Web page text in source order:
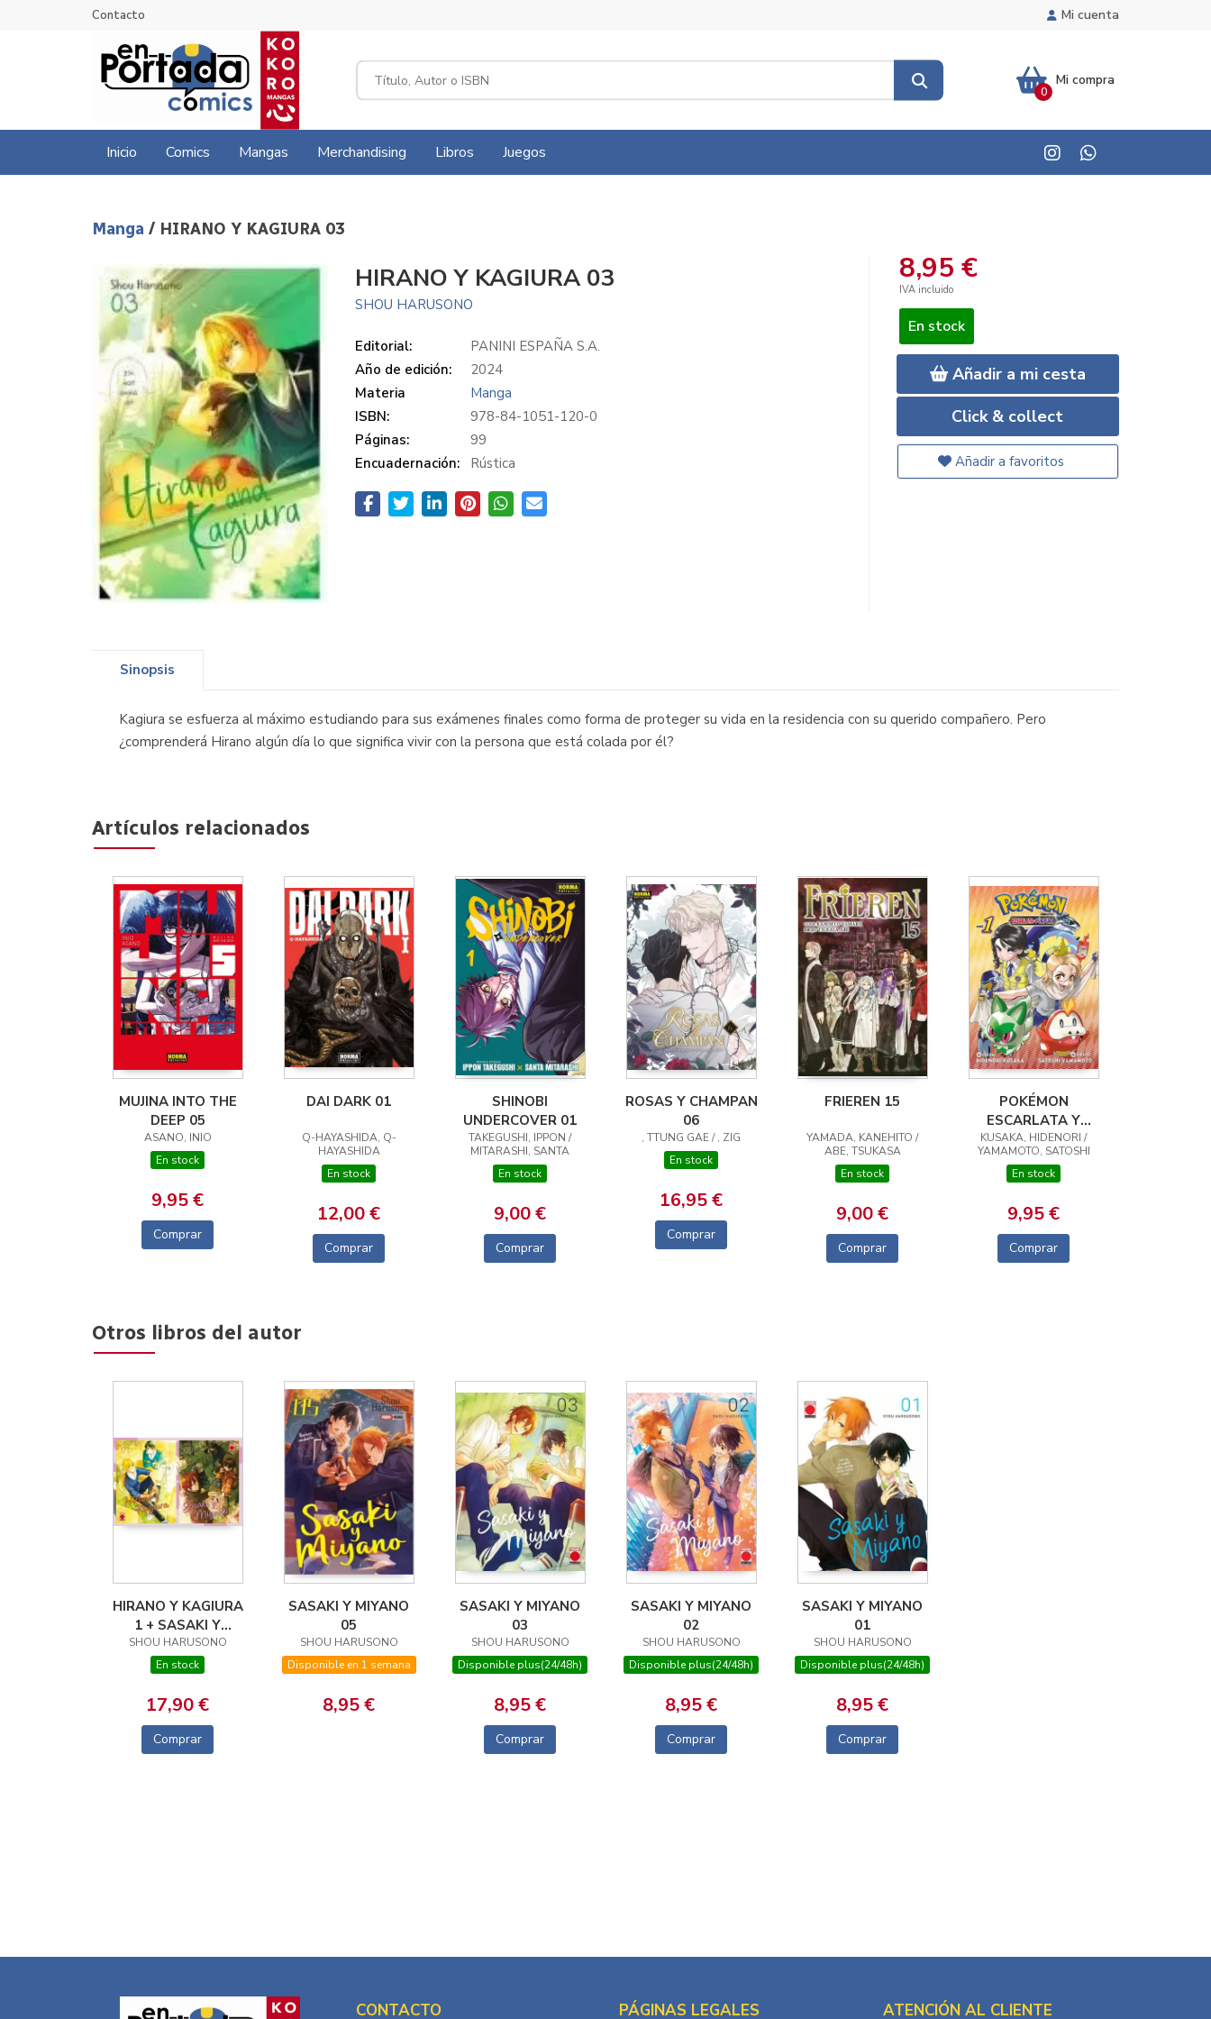
Mi cuenta
Contacto
Mi compra
0
Inicio Comics Mangas Merchandising Libros Juegos
Manga / HIRANO Y KAGIURA 03
HIRANO Y KAGIURA 03
SHOU HARUSONO
Editorial:
PANINI ESPAÑA S.A.
Año de edición:
2024
Materia
Manga
ISBN:
978-84-1051-120-0
Páginas:
99
Encuadernación:
Rústica
8,95 €
IVA incluido
En stock
Añadir a mi cesta
Click & collect
Añadir a favoritos
Sinopsis
Kagiura se esfuerza al máximo estudiando para sus exámenes finales como forma de proteger su vida en la residencia con su querido compañero. Pero
¿comprenderá Hirano algún día lo que significa vivir con la persona que está colada por él?
Artículos relacionados
MUJINA INTO THE
DEEP 05
ASANO, INIO
En stock
9,95 €
Comprar
DAI DARK 01
Q-HAYASHIDA, Q-
HAYASHIDA
En stock
12,00 €
Comprar
SHINOBI
UNDERCOVER 01
TAKEGUSHI, IPPON /
MITARASHI, SANTA
En stock
9,00 €
Comprar
ROSAS Y CHAMPAN
06
, TTUNG GAE / , ZIG
En stock
16,95 €
Comprar
FRIEREN 15
YAMADA, KANEHITO /
ABE, TSUKASA
En stock
9,00 €
Comprar
POKÉMON
ESCARLATA Y
PURPURA 01
KUSAKA, HIDENORI /
YAMAMOTO, SATOSHI
En stock
9,95 €
Comprar
Otros libros del autor
HIRANO Y KAGIURA
1 + SASAKI Y
MIYANO 9
(PORTADA
SHOU HARUSONO
En stock
17,90 €
Comprar
SASAKI Y MIYANO
05
SHOU HARUSONO
Disponible en 1 semana
8,95 €
SASAKI Y MIYANO
03
SHOU HARUSONO
Disponible plus(24/48h)
8,95 €
Comprar
SASAKI Y MIYANO
02
SHOU HARUSONO
Disponible plus(24/48h)
8,95 €
Comprar
SASAKI Y MIYANO
01
SHOU HARUSONO
Disponible plus(24/48h)
8,95 €
Comprar
CONTACTO PÁGINAS LEGALES ATENCIÓN AL CLIENTE